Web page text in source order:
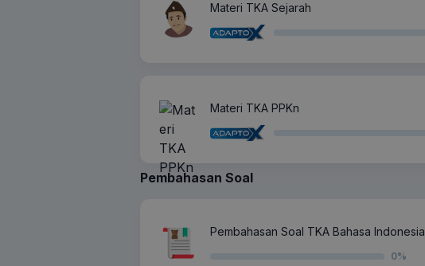
Materi TKA Sejarah
Materi TKA PPKn
Pembahasan Soal
Pembahasan Soal TKA Bahasa Indonesia
0%